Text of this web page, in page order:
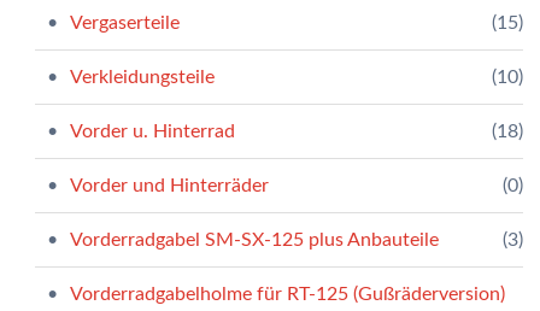
Vergaserteile (15)
Verkleidungsteile (10)
Vorder u. Hinterrad (18)
Vorder und Hinterräder (0)
Vorderradgabel SM-SX-125 plus Anbauteile (3)
Vorderradgabelholme für RT-125 (Gußräderversion)